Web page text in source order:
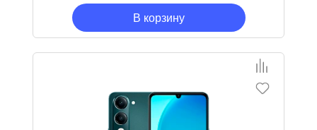
В корзину